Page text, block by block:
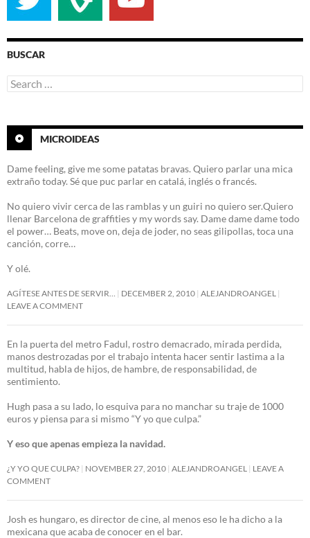
BUSCAR
Search
for:
MICROIDEAS
Dame feeling, give me some patatas bravas. Quiero parlar una mica
extraño today. Sé que puc parlar en catalá, inglés o francés.
No quiero vivir cerca de las ramblas y un guiri no quiero ser.Quiero
llenar Barcelona de graffities y my words say. Dame dame dame todo
el power… Beats, move on, deja de joder, no seas gilipollas, toca una
canción, corre…
Y olé.
AGÍTESE ANTES DE SERVIR… DECEMBER 2, 2010 ALEJANDROANGEL
LEAVE A COMMENT
En la puerta del metro Fadul, rostro demacrado, mirada perdida,
manos destrozadas por el trabajo intenta hacer sentir lastima a la
multitud, habla de hijos, de hambre, de responsabilidad, de
sentimiento.
Hugh pasa a su lado, lo esquiva para no manchar su traje de 1000
euros y piensa para si mismo “Y yo que culpa.”
Y eso que apenas empieza la navidad.
¿Y YO QUE CULPA? NOVEMBER 27, 2010 ALEJANDROANGEL LEAVE A
COMMENT
Josh es hungaro, es director de cine, al menos eso le ha dicho a la
mexicana que acaba de conocer en el bar.